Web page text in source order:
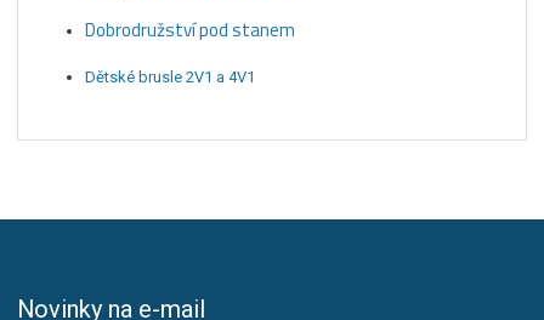
Dobrodružství pod stanem
Dětské brusle 2V1 a 4V1
Novinky na e-mail